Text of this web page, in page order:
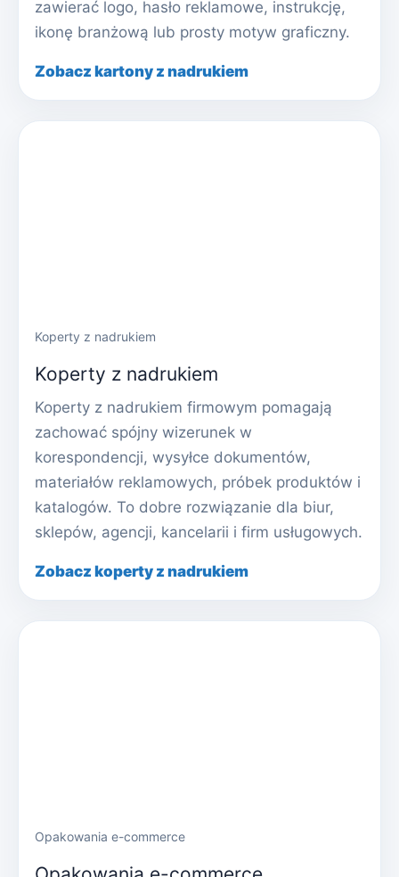
zawierać logo, hasło reklamowe, instrukcję,
ikonę branżową lub prosty motyw graficzny.
Zobacz kartony z nadrukiem
Koperty z nadrukiem
Koperty z nadrukiem
Koperty z nadrukiem firmowym pomagają
zachować spójny wizerunek w
korespondencji, wysyłce dokumentów,
materiałów reklamowych, próbek produktów i
katalogów. To dobre rozwiązanie dla biur,
sklepów, agencji, kancelarii i firm usługowych.
Zobacz koperty z nadrukiem
Opakowania e-commerce